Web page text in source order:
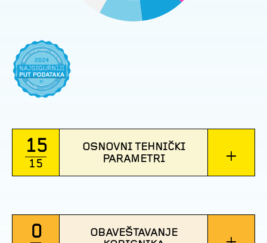
15
15
OSNOVNI TEHNIČKI
PARAMETRI
+
0
OBAVEŠTAVANJE